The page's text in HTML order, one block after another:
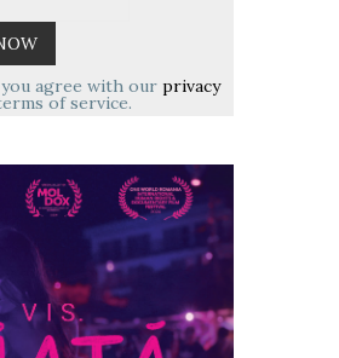
agree with our privacy
of service.